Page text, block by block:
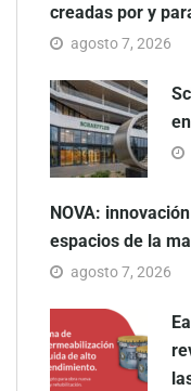
creadas por y
agosto 7, 2026
NOVA:
espacios de la
agosto 7, 2026